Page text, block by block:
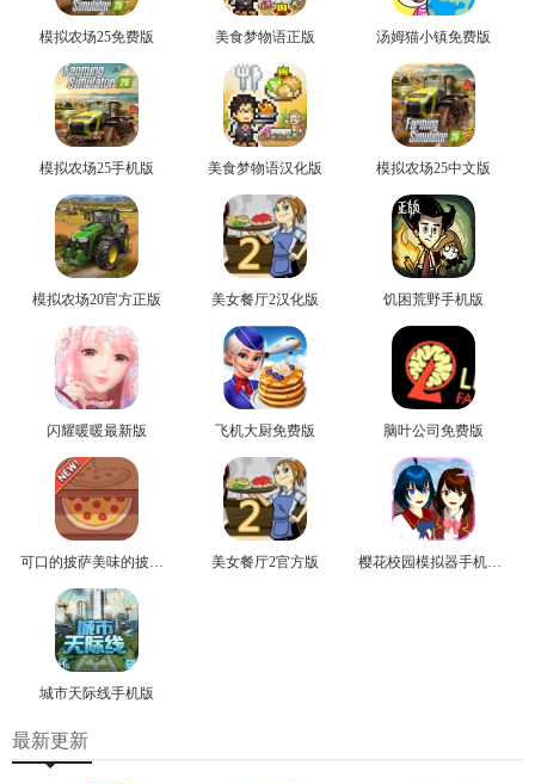
模拟农场25免费版 美食梦物语正版 汤姆猫小镇免费版
模拟农场25手机版 美食梦物语汉化版 模拟农场25中文版
模拟农场20官方正版 美女餐厅2汉化版 饥困荒野手机版
闪耀暖暖最新版 飞机大厨免费版 脑叶公司免费版
可口的披萨美味的披萨安卓版 美女餐厅2官方版 樱花校园模拟器手机正版
城市天际线手机版
最新更新